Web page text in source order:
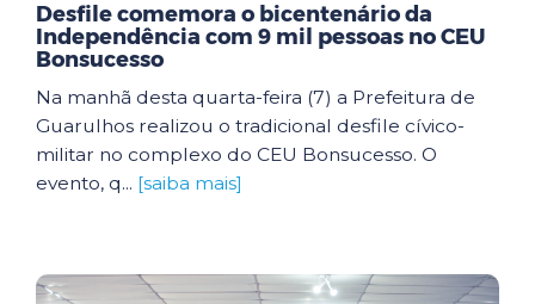
Desfile comemora o bicentenário da
Independência com 9 mil pessoas no CEU
Bonsucesso
Na manhã desta quarta-feira (7) a Prefeitura de
Guarulhos realizou o tradicional desfile cívico-
militar no complexo do CEU Bonsucesso. O
evento, q... [saiba mais]